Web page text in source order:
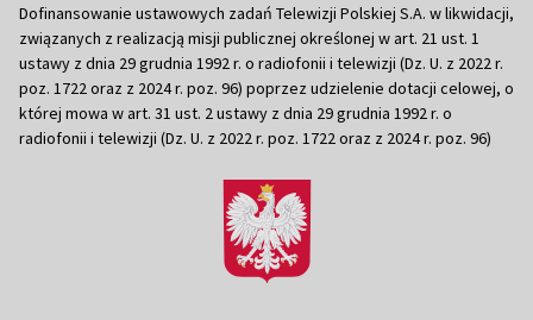
Dofinansowanie ustawowych zadań Telewizji Polskiej S.A. w likwidacji,
związanych z realizacją misji publicznej określonej w art. 21 ust. 1
ustawy z dnia 29 grudnia 1992 r. o radiofonii i telewizji (Dz. U. z 2022 r.
poz. 1722 oraz z 2024 r. poz. 96) poprzez udzielenie dotacji celowej, o
której mowa w art. 31 ust. 2 ustawy z dnia 29 grudnia 1992 r. o
radiofonii i telewizji (Dz. U. z 2022 r. poz. 1722 oraz z 2024 r. poz. 96)